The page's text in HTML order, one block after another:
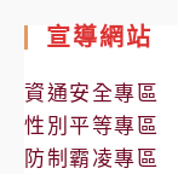
公
告
宣導網站
資通安全專區
性別平等專區
防制霸凌專區